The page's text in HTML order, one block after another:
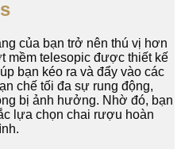
của bạn trở nên thú vị hơn
mềm telesopic được thiết kế
bạn kéo ra và đẩy vào các
chế tối đa sự rung động,
bị ảnh hưởng. Nhờ đó, bạn
lựa chọn chai rượu hoàn